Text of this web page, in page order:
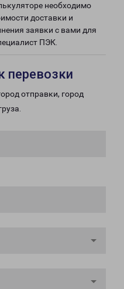
необходимо
доставки и
заявки с вами для
ПЭК.
перевозки
отправки, город